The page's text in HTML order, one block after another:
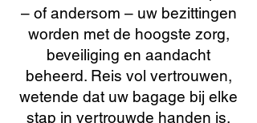
– of andersom – uw bezittingen
worden met de hoogste zorg,
beveiliging en aandacht
beheerd. Reis vol vertrouwen,
wetende dat uw bagage bij elke
stap in vertrouwde handen is.